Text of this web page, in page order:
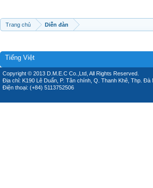
Trang chủ Diễn đàn
Tiếng Việt
Copyright © 2013 D.M.E.C Co.,Ltd, All Rights Reserved.
Địa chỉ: K190 Lê Duẩn, P. Tân chính, Q. Thanh Khê, Thp. Đà
Điện thoại: (+84) 5113752506